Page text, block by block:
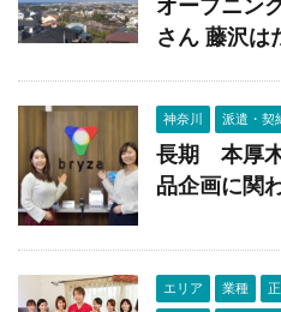
オープニン
さん 藤沢は
神奈川 派遣・契
長期 本厚
品企画に関
エリア 業種